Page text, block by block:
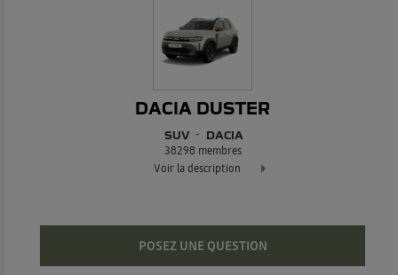
DACIA DUSTER
SUV DACIA
38298 membres
Voir la description
POSEZ UNE QUESTION